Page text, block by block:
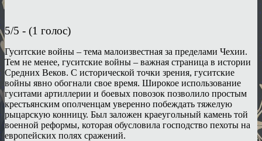
5/5 - (1 голос)
Гуситские войны – тема малоизвестная за пределами Чехии.
Тем не менее, гуситские войны – важная страница в истории
Средних Веков. С исторической точки зрения, гуситские
войны явно обогнали свое время. Широкое использование
гуситами артиллерии и боевых повозок позволило простым
крестьянским ополченцам уверенно побеждать тяжелую
рыцарскую конницу. Был заложен краеугольный камень той
военной реформы, которая обусловила господство пехоты на
европейских полях сражений.